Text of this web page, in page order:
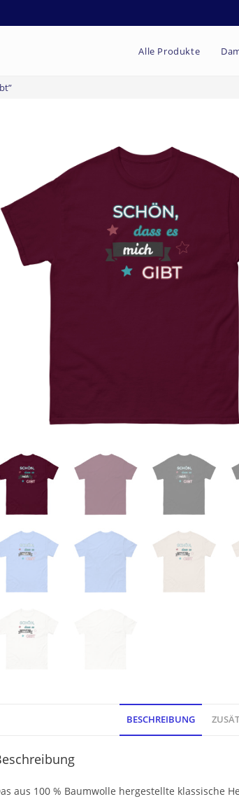
Alle Produkte
BESCHREIBUNG
aus 100 % Baumwolle hergestellte klassische